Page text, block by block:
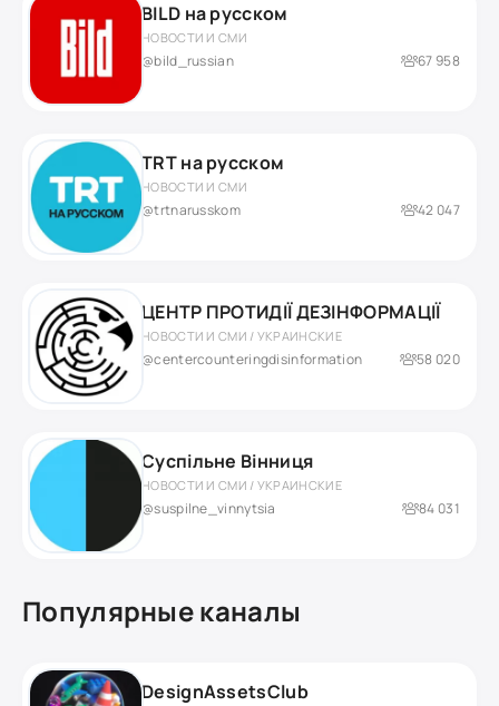
BILD на русском
НОВОСТИ И СМИ
@bild_russian 67 958
TRT на русском
НОВОСТИ И СМИ
@trtnarusskom 42 047
ЦЕНТР ПРОТИДІЇ ДЕЗІНФОРМАЦІЇ
НОВОСТИ И СМИ / УКРАИНСКИЕ
@centercounteringdisinformation 58 020
Суспільне Вінниця
НОВОСТИ И СМИ / УКРАИНСКИЕ
@suspilne_vinnytsia 84 031
Популярные каналы
DesignAssetsClub